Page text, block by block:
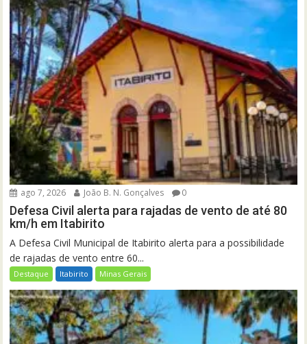
ago 7, 2026 João B. N. Gonçalves 0
Defesa Civil alerta para rajadas de vento de até 80
km/h em Itabirito
A Defesa Civil Municipal de Itabirito alerta para a possibilidade
de rajadas de vento entre 60...
Destaque Itabirito Minas Gerais